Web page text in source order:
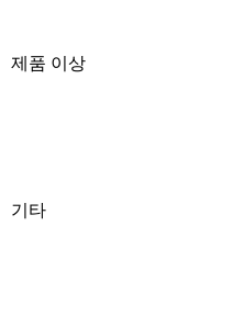
제품 이상
기타